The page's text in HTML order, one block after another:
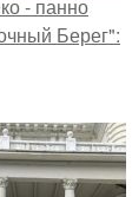
- панно
Берег":